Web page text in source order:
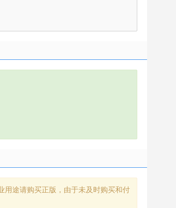
用途请购买正版，由于未及时购买和付